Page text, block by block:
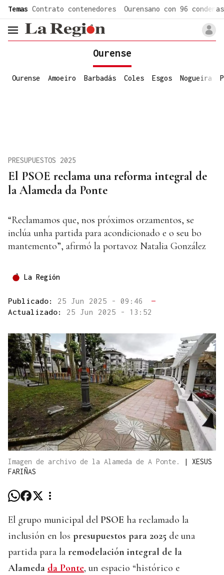
Temas Contrato contenedores Ourensano con 96 condenas
header.menu.open
Ourense
Ourense Amoeiro Barbadás Coles Esgos Nogueira
El PSOE reclama una reforma integral de
la Alameda da Ponte
PRESUPUESTOS 2025
“Reclamamos que, nos próximos orzamentos, se
inclúa unha partida para acondicionado e o seu bo
mantemento”, afirmó la portavoz Natalia González
La Región
Publicado: 25 Jun 2025 - 09:46
—
Actualizado: 25 Jun 2025 - 13:52
Imagen de archivo de la Alameda de A Ponte. | XESUS
FARIÑAS
El grupo municipal del PSOE ha reclamado la
inclusión en los presupuestos para 2025 de una
partida para la remodelación integral de la
Alameda da Ponte, un espacio “histórico e